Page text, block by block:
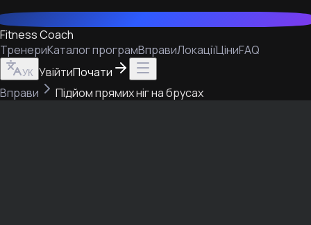
Fitness Coach
ТренериКаталог програмВправиЛокаціїЦіниFAQ
УК УвійтиПочати
Вправи
Підйом прямих ніг на брусах